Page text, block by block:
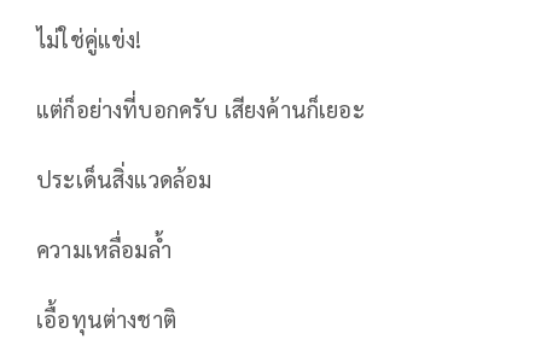
ไม่ใช่คู่แข่ง!
แต่ก็อย่างที่บอกครับ เสียงค้านก็เยอะ
ประเด็นสิ่งแวดล้อม
ความเหลื่อมล้ำ
เอื้อทุนต่างชาติ